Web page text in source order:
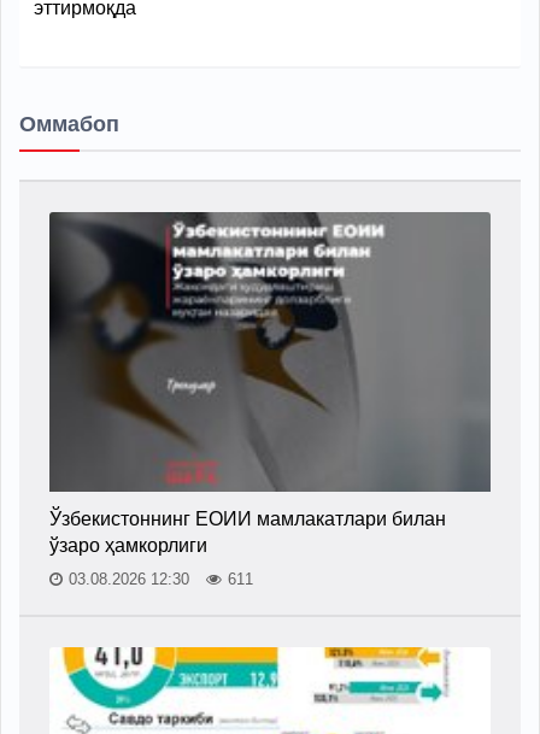
эттирмоқда
Оммабоп
Ўзбекистоннинг ЕОИИ мамлакатлари билан
ўзаро ҳамкорлиги
03.08.2026 12:30 611